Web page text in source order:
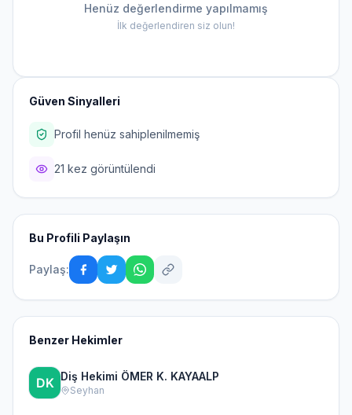
Henüz değerlendirme yapılmamış
İlk değerlendiren siz olun!
Güven Sinyalleri
Profil henüz sahiplenilmemiş
21 kez görüntülendi
Bu Profili Paylaşın
Paylaş:
Benzer Hekimler
Diş Hekimi ÖMER K. KAYAALP
Seyhan